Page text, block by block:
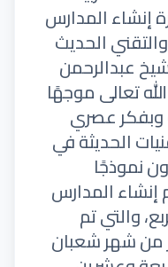
إنشاء المدارس
الحديث
عبدالرحمن
تعالى موجهًا
وبفكر عصري
الحديثة في
نموذجًا
المدارس
مربع، والتي تم
من شهر شعبان